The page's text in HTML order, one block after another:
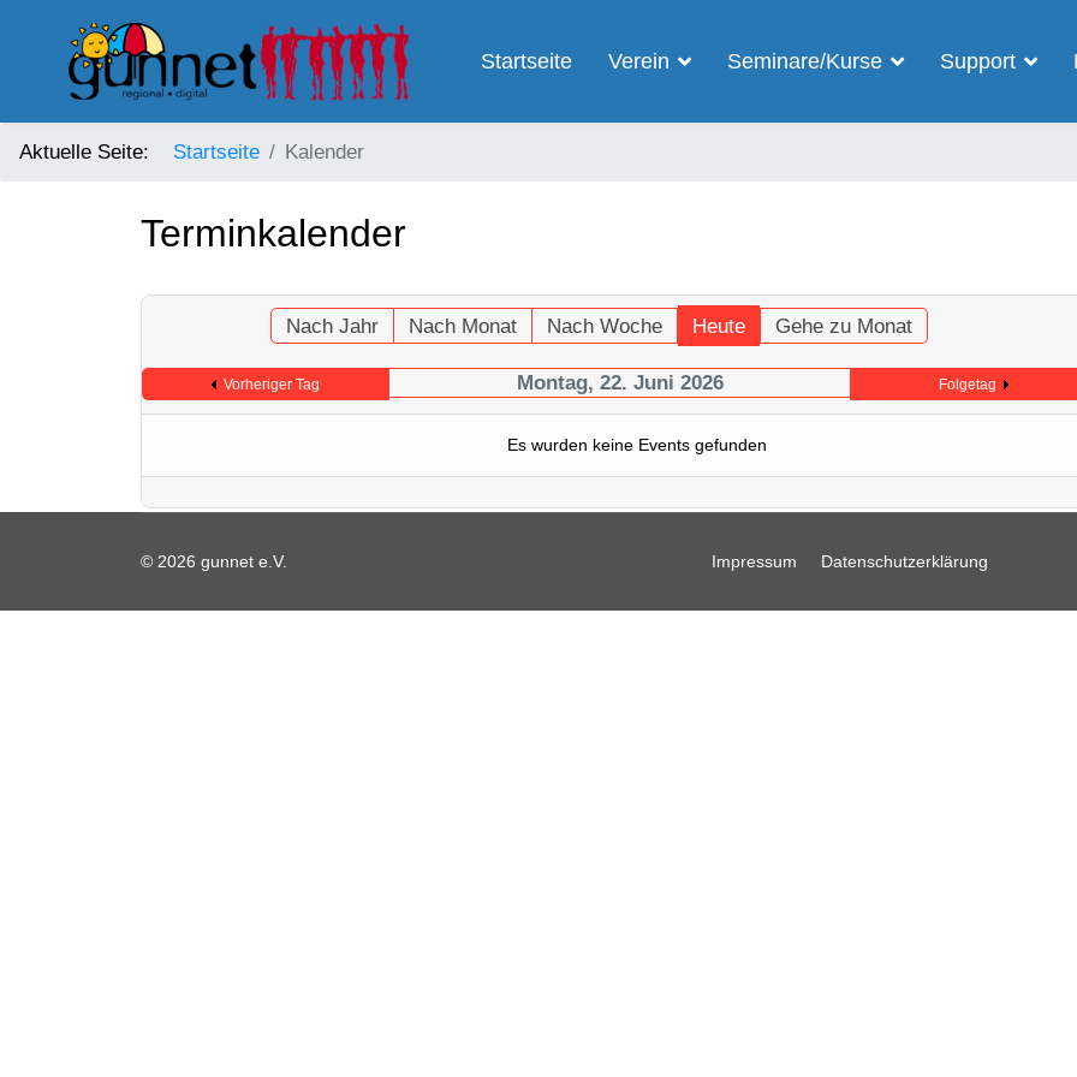
Startseite Verein Seminare/Kurse Support
Aktuelle Seite: Startseite Kalender
Terminkalender
Nach Jahr Nach Monat Nach Woche Heute Gehe zu Monat
Vorheriger Tag Montag, 22. Juni 2026 Folgetag
Es wurden keine Events gefunden
© 2026 gunnet e.V. Impressum Datenschutzerklärung